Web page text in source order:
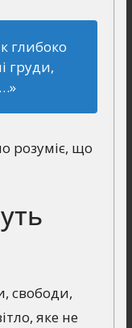
глибоко
груди,
розуміє, що
свободи,
яке не